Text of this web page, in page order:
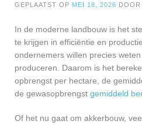
GEPLAATST OP MEI 18, 2026 DOOR
In de moderne landbouw is het
te krijgen in efficiëntie en
ondernemers willen precies
produceren. Daarom is het
opbrengst per hectare, de
de gewasopbrengst gemiddeld
Of het nu gaat om akkerbouw,